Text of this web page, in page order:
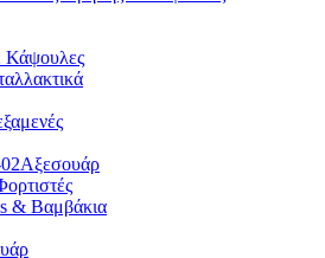
Κάψουλες
Αξεσουάρ
& Βαμβάκια